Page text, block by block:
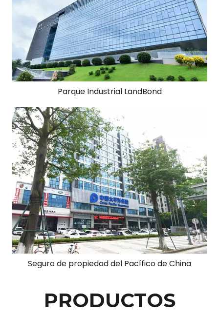
Parque Industrial LandBond
Seguro de propiedad del Pacífico de China
PRODUCTOS